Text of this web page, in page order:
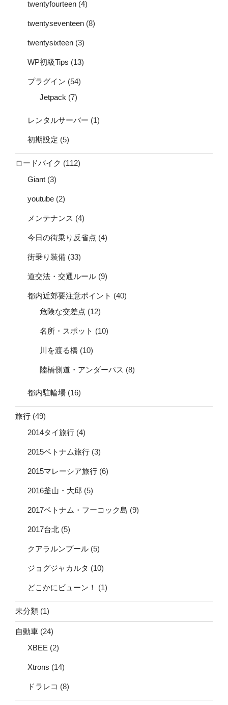
twentyfourteen (4)
twentyseventeen (8)
twentysixteen (3)
WP初級Tips (13)
プラグイン (54)
Jetpack (7)
レンタルサーバー (1)
初期設定 (5)
ロードバイク (112)
Giant (3)
youtube (2)
メンテナンス (4)
今日の街乗り反省点 (4)
街乗り装備 (33)
道交法・交通ルール (9)
都内近郊要注意ポイント (40)
危険な交差点 (12)
名所・スポット (10)
川を渡る橋 (10)
陸橋側道・アンダーパス (8)
都内駐輪場 (16)
旅行 (49)
2014タイ旅行 (4)
2015ベトナム旅行 (3)
2015マレーシア旅行 (6)
2016釜山・大邱 (5)
2017ベトナム・フーコック島 (9)
2017台北 (5)
クアラルンプール (5)
ジョグジャカルタ (10)
どこかにビューン！ (1)
未分類 (1)
自動車 (24)
XBEE (2)
Xtrons (14)
ドラレコ (8)